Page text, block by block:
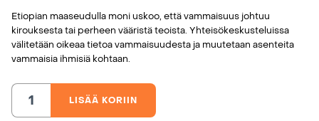
Etiopian maaseudulla moni uskoo, että vammaisuus johtuu
kirouksesta tai perheen vääristä teoista. Yhteisökeskusteluissa
välitetään oikeaa tietoa vammaisuudesta ja muutetaan asenteita
vammaisia ihmisiä kohtaan.
AsennemuutosLISÄÄ KORIIN